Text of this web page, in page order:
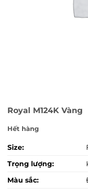
Royal M124K Vàng
Hết hàng
Size:
Trọng lượng:
Màu sắc: